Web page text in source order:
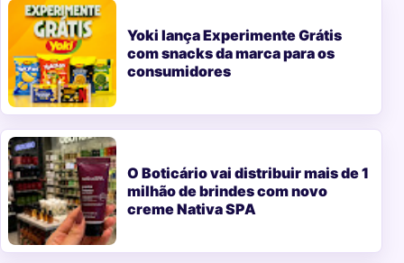
Yoki lança Experimente Grátis
com snacks da marca para os
consumidores
O Boticário vai distribuir mais de 1
milhão de brindes com novo
creme Nativa SPA